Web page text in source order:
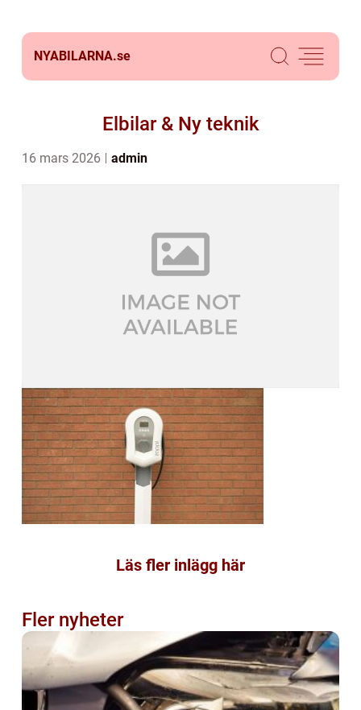
NYABILARNA.se
Elbilar & Ny teknik
16 mars 2026 admin
Läs fler inlägg här
Fler nyheter